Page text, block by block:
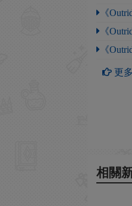
《
《
《
更
相關